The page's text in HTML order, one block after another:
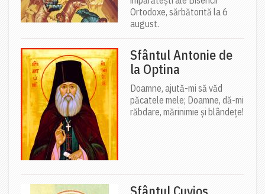
Ortodoxe, sărbătorită la 6
august.
Sfântul Antonie de
la Optina
Doamne, ajută-mi să văd
păcatele mele; Doamne, dă-mi
răbdare, mărinimie şi blândeţe!